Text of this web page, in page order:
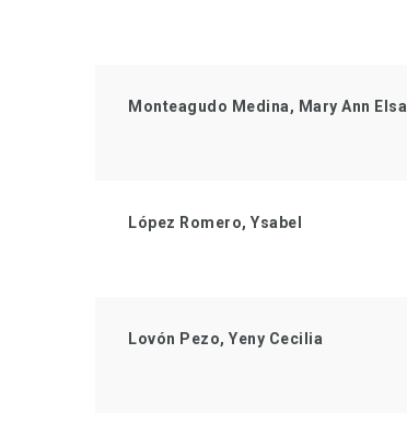
Monteagudo Medina, Mary Ann Elsa
López Romero, Ysabel
Lovón Pezo, Yeny Cecilia